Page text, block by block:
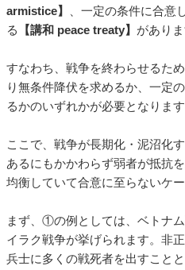
armistice】
、一定の条件に合意
る
【講和 peace treaty】 がありま
すなわち、戦争を終わらせるた
り無条件降伏を求めるか、一定
るかのいずれかが必要となります
ここで、戦争が長期化・泥沼化
あるにもかかわらず弱者が抵抗
均衡していて合意に至らないケー
まず、①の例としては、ベトナ
イラク戦争が挙げられます。非
兵士に多くの戦死者を出すこと